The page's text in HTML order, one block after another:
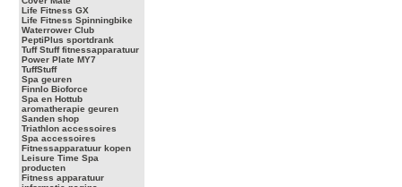
Life Fitness GX
Life Fitness Spinningbike
Waterrower Club
PeptiPlus sportdrank
Tuff Stuff fitnessapparatuur
Power Plate MY7
TuffStuff
Spa geuren
Finnlo Bioforce
Spa en Hottub
aromatherapie geuren
Sanden shop
Triathlon accessoires
Spa accessoires
Fitnessapparatuur kopen
Leisure Time Spa
producten
Fitness apparatuur